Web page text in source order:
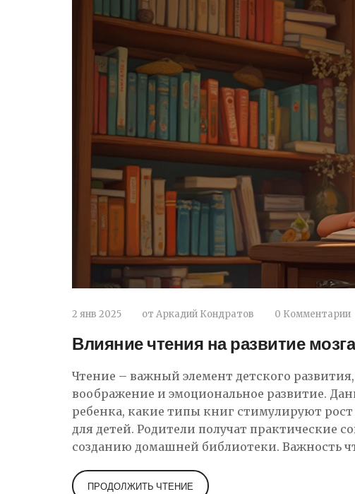
2 янв 2025 от Аркадий Кондратов 0 Комментарии
Влияние чтения на развитие
Чтение – важный элемент детского
воображение и эмоциональное развитие.
ребенка, какие типы книг стимулируют
для детей. Родители получат практические
созданию домашней библиотеки. Важность
ПРОДОЛЖИТЬ ЧТЕНИЕ